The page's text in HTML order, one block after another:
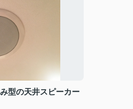
型の天井スピーカー